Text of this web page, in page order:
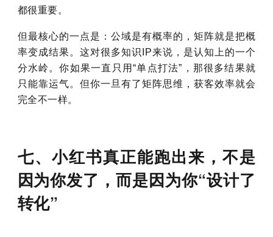
都很重要。
但最核心的一点是： 公域是有概率的，矩阵就是把概
率变成结果。这对很多知识IP来说，是认知上的一个
分水岭。你如果一直只用“单点打法”，那很多结果就
只能靠运气。但你一旦有了矩阵思维，获客效率就会
完全不一样。
七、小红书真正能跑出来，不是
因为你发了，而是因为你“设计了
转化”